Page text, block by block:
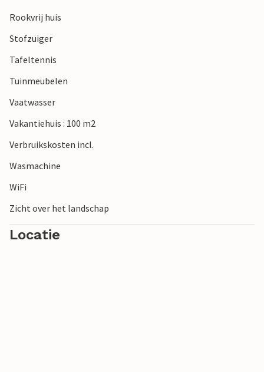
Rookvrij huis
Stofzuiger
Tafeltennis
Tuinmeubelen
Vaatwasser
Vakantiehuis : 100 m2
Verbruikskosten incl.
Wasmachine
WiFi
Zicht over het landschap
Locatie